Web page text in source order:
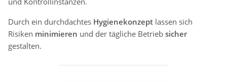
Durch ein durchdachtes Hygienekonzept lassen sich
Risiken minimieren und der tägliche Betrieb sicher
gestalten.